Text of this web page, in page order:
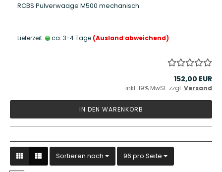
RCBS Pulverwaage M500 mechanisch
Lieferzeit: ca. 3-4 Tage (Ausland abweichend)
152,00 EUR
inkl. 19% MwSt. zzgl. Versand
IN DEN WARENKORB
Sortieren nach
Sortieren nach 96 pro Seite
pro Seite